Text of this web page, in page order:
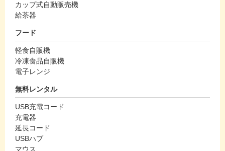
カップ式自動販売機
給茶器
フード
軽食自販機
冷凍食品自販機
電子レンジ
無料レンタル
USB充電コード
充電器
延長コード
USBハブ
マウス